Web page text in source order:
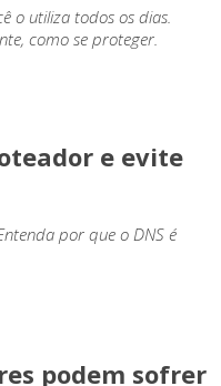
o utiliza todos os dias.
como se proteger.
e evite
por que o DNS é
podem sofrer